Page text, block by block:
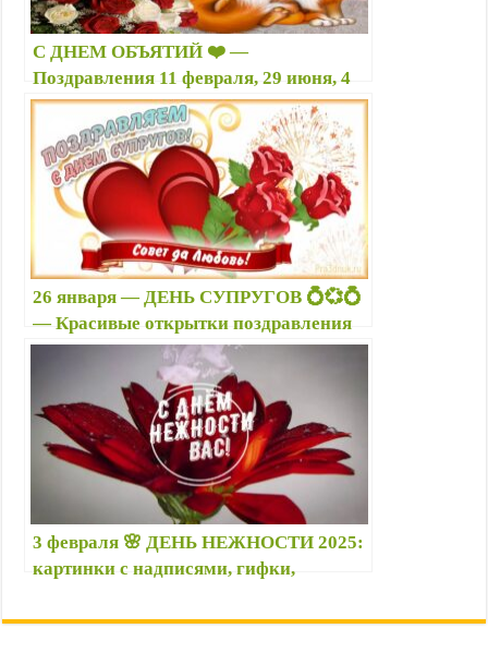
С ДНЕМ ОБЪЯТИЙ ❤️ —
Поздравления 11 февраля, 29 июня, 4
декабря, 21 января в стихах, прозе,
картинках — Красивые картинки с
Днем обнимашек 2025
26 января — ДЕНЬ СУПРУГОВ 💍💞💍
— Красивые открытки поздравления
26 января с Днем супругов в стихах,
прозе супругу, супруге с любовью
3 февраля 🌸 ДЕНЬ НЕЖНОСТИ 2025:
картинки с надписями, гифки,
Стихи с Днем нежности 3 февраля